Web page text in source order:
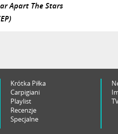
Apart The Stars
Krótka Piłka
Carpigiani
Playlist
Recenzje
Specjalne